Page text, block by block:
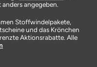
angegeben.
Stoffwindelpakete,
und das Krönchen
Aktionsrabatte. Alle